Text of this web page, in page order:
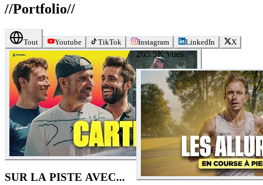
//Portfolio//
Tout Youtube TikTok Instagram LinkedIn X
SUR LA PISTE AVEC...
265.5K vues